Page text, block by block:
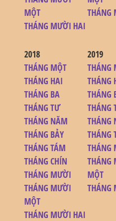
MỘT
THÁNG MƯỜI HAI
THÁNG
2018
THÁNG MỘT
THÁNG HAI
THÁNG BA
THÁNG TƯ
THÁNG NĂM
THÁNG BẢY
THÁNG TÁM
THÁNG CHÍN
THÁNG MƯỜI
THÁNG MƯỜI
MỘT
THÁNG MƯỜI HAI
2019
THÁNG
THÁNG
THÁNG
THÁNG
THÁNG
THÁNG
THÁNG
THÁNG
MỘT
THÁNG